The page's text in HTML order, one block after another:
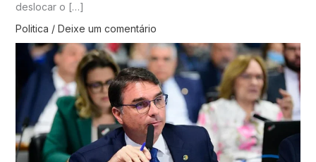
deslocar o […]
Politica / Deixe um comentário